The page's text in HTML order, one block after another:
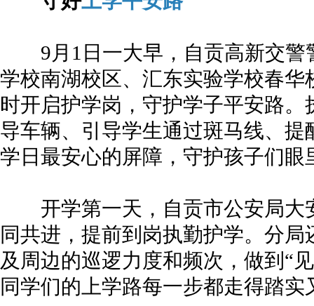
9月1日一大早，自贡高新交警
学校南湖校区、汇东实验学校春
时开启护学岗，守护学子平安路
导车辆、引导学生通过斑马线、
学日最安心的屏障，守护孩子们眼
开学第一天，自贡市公安局大
同共进，提前到岗执勤护学。分
及周边的巡逻力度和频次，做到“
同学们的上学路每一步都走得踏实